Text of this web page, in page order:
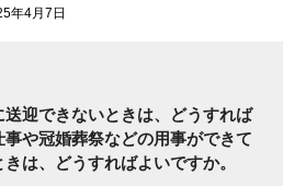
年4月7日
迎できないときは、どうすれば
や冠婚葬祭などの用事ができて
は、どうすればよいですか。